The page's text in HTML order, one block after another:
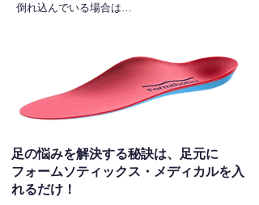
倒れ込んでいる場合は…
足の悩みを解決する秘訣は、足元に
フォームソティックス・メディカルを入
れるだけ！